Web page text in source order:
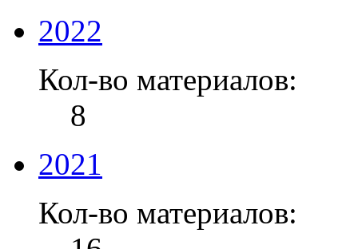
2022
Кол-во материалов:
8
2021
Кол-во материалов: